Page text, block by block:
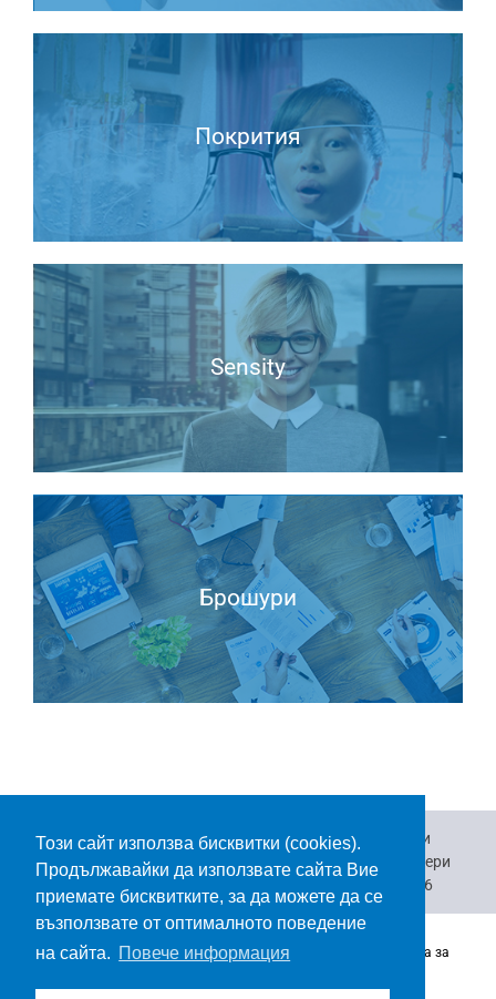
Този сайт използва бисквитки (cookies).
Продължавайки да използвате сайта Вие
приемате бисквитките, за да можете да се
възползвате от оптималното поведение
на сайта. Повече информация
Покрития
Sensity
Брошури
Къде да закупя Важно за зрението
Брошури
Видеоклипове
Връзка с нас За нас
Кариери
За бизнеса
Каталог корекционни лещи 2026
Copyrights 2026 | Всички права са запазени |
Права за